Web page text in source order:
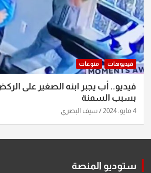
فيديوهات منوعات
فيديو.. أب يجبر ابنه الصغير على
بسبب السمنة
4 مايو، 2024 سيف البصري
ستوديو المنصة